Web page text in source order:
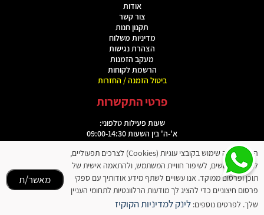
אודות
צור קשר
תקנון חנות
מדיניות משלוח
הצהרת נגישות
מעקב הזמנות
הרשמת לקוחות
ביטול הזמנה / החזרות
פרטי התקשרות
שעות פעילות טלפוני:
א'-ה' בין השעות 09:00-14:30
טלפון: 03-3035490
וואטסאפ: 054-6345815
אימייל:elinewdeal@gmail.com
האתר עושה שימוש בקובצי עוגיות (Cookies) לצרכים תפעוליים,
לניתוח שימושים, לשיפור חוויית המשתמש, ולהתאמה אישית של
תוכן ופרסום ממוקד. אנו עשויים לשתף מידע אודותיך עם ספקי
פרסום חיצוניים כדי להציג לך מודעות הרלוונטיות לתחומי העניין
שלך. לפרטים נוספים: לינק למדיניות הקוקיז
מאשר/ת